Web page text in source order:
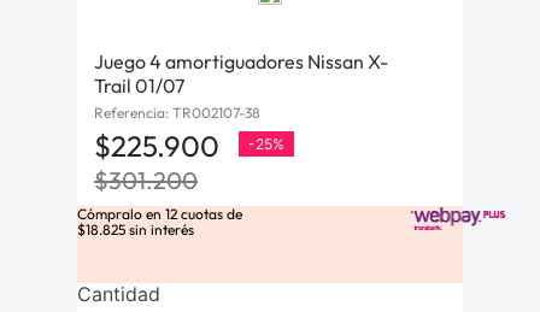
Juego 4 amortiguadores Nissan X-
Trail 01/07
Referencia: TR002107-38
$225.900 -25%
$301.200
Cómpralo en 12 cuotas de
$18.825 sin interés
Cantidad